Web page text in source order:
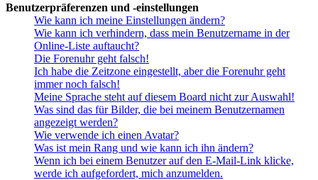
Benutzerpräferenzen und -einstellungen
Wie kann ich meine Einstellungen ändern?
Wie kann ich verhindern, dass mein Benutzername in der
Online-Liste auftaucht?
Die Forenuhr geht falsch!
Ich habe die Zeitzone eingestellt, aber die Forenuhr geht
immer noch falsch!
Meine Sprache steht auf diesem Board nicht zur Auswahl!
Was sind das für Bilder, die bei meinem Benutzernamen
angezeigt werden?
Wie verwende ich einen Avatar?
Was ist mein Rang und wie kann ich ihn ändern?
Wenn ich bei einem Benutzer auf den E-Mail-Link klicke,
werde ich aufgefordert, mich anzumelden.